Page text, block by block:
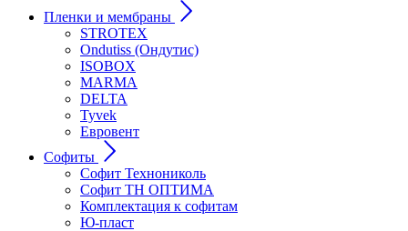
Пленки и мембраны
STROTEX
Ondutiss (Ондутис)
ISOBOX
MARMA
DELTA
Tyvek
Евровент
Софиты
Софит Технониколь
Софит ТН ОПТИМА
Комплектация к софитам
Ю-пласт